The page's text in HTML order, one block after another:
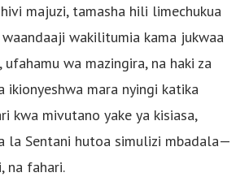
majuzi, tamasha hili limechukua
waandaaji wakilitumia kama jukwaa
ufahamu wa mazingira, na haki za
ikionyeshwa mara nyingi katika
kwa mivutano yake ya kisiasa,
la Sentani hutoa simulizi mbadala—
na fahari.